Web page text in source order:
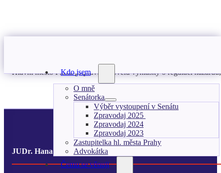
Kdo jsem
O mně
Senátorka
Výběr vystoupení v Senátu
Zpravodaj 2025
Zpravodaj 2024
Zpravodaj 2023
Zastupitelka hl. města Prahy
Advokátka
Čemu se věnuji
Hlavní město Praha připravuje novelu vyhlášky o regulaci
JUDr. Hana Kordová Marvanová